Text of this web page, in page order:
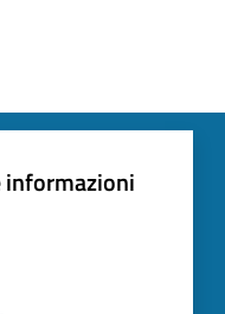
informazioni